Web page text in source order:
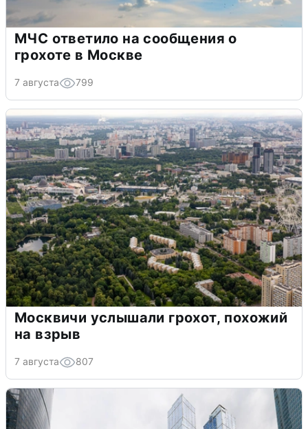
МЧС ответило на сообщения о
грохоте в Москве
7 августа 799
Москвичи услышали грохот, похожий
на взрыв
7 августа 807